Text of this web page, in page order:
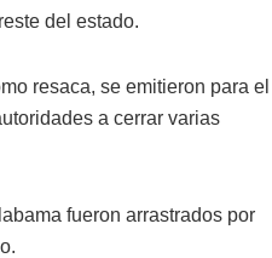
del estado.
resaca, se emitieron para el
a cerrar varias
fueron arrastrados por